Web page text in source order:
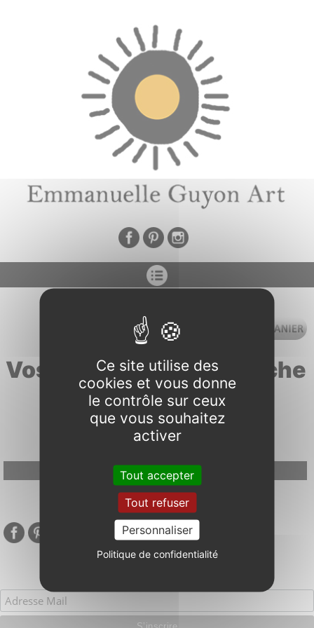
Vos résultats de recherche
pour "carpe"
Google Adsense Search (result) est désactivé.
Ce site utilise des
cookies et vous donne
le contrôle sur ceux
que vous souhaitez
activer
Tout accepter
Tout refuser
Personnaliser
Politique de confidentialité